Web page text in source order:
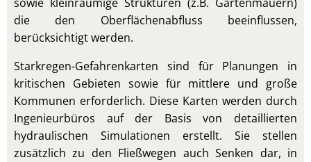
die den Oberflächenabfluss beeinflussen,
berücksichtigt werden.
Starkregen-Gefahrenkarten sind für Planungen in
kritischen Gebieten sowie für mittlere und große
Kommunen erforderlich. Diese Karten werden durch
Ingenieurbüros auf der Basis von detaillierten
hydraulischen Simulationen erstellt. Sie stellen
zusätzlich zu den Fließwegen auch Senken dar, in